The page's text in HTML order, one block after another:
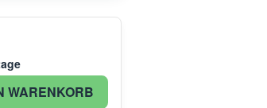
WARENKORB